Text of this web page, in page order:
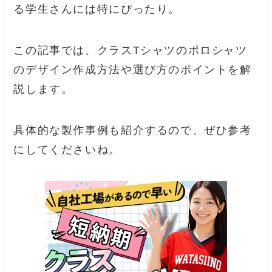
る学生さんには特にぴったり。
この記事では、クラスTシャツのポロシャツ
のデザイン作成方法や選び方のポイントを解
説します。
具体的な製作事例も紹介するので、ぜひ参考
にしてくださいね。